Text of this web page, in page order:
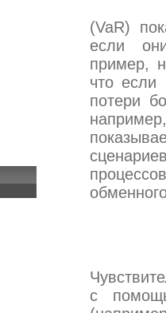
(VaR)
если
пример,
что если
потери
с